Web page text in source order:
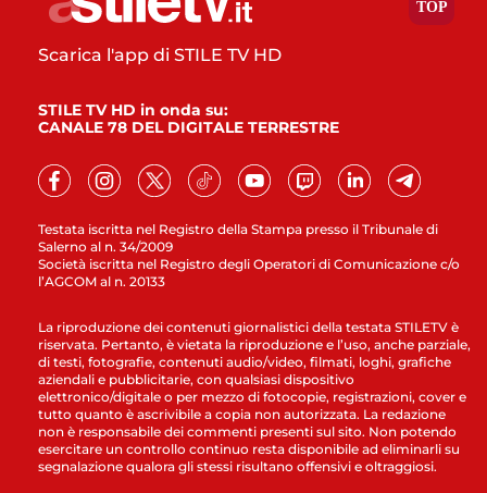
Testata iscritta nel Registro della Stampa presso il Tribunale di
Salerno al n. 34/2009
Società iscritta nel Registro degli Operatori di Comunicazione c/o
l’AGCOM al n. 20133
Scarica l'app di STILE TV HD
STILE TV HD in onda su:
CANALE 78 DEL DIGITALE TERRESTRE
La riproduzione dei contenuti giornalistici della testata STILETV è
riservata. Pertanto, è vietata la riproduzione e l’uso, anche parziale,
di testi, fotografie, contenuti audio/video, filmati, loghi, grafiche
aziendali e pubblicitarie, con qualsiasi dispositivo
elettronico/digitale o per mezzo di fotocopie, registrazioni, cover e
tutto quanto è ascrivibile a copia non autorizzata. La redazione
non è responsabile dei commenti presenti sul sito. Non potendo
esercitare un controllo continuo resta disponibile ad eliminarli su
segnalazione qualora gli stessi risultano offensivi e oltraggiosi.